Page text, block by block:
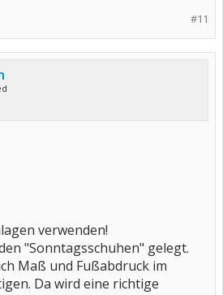
#11
verwenden!
"Sonntagsschuhen" gelegt.
Maß und Fußabdruck im
Da wird eine richtige